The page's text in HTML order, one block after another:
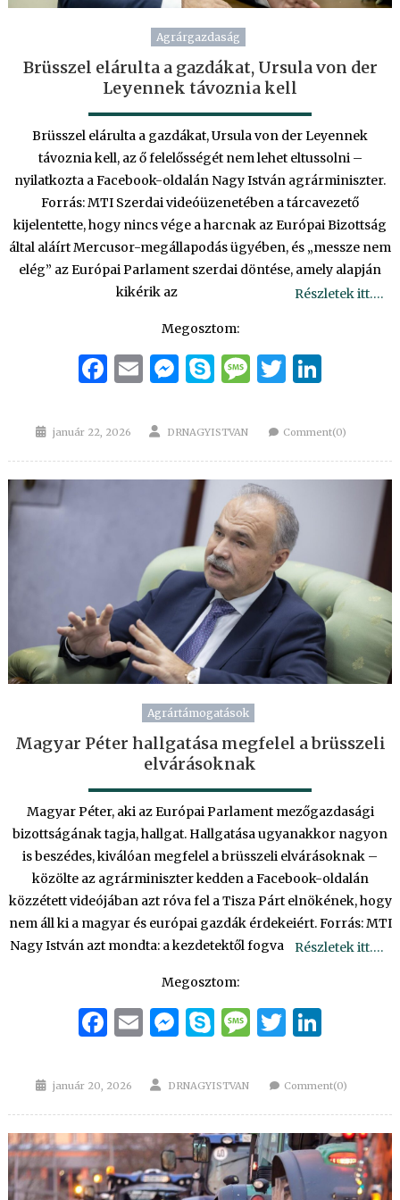
Agrárgazdaság
Brüsszel elárulta a gazdákat, Ursula von der
Leyennek távoznia kell
Brüsszel elárulta a gazdákat, Ursula von der Leyennek
távoznia kell, az ő felelősségét nem lehet eltussolni –
nyilatkozta a Facebook-oldalán Nagy István agrárminiszter.
Forrás: MTI Szerdai videóüzenetében a tárcavezető
kijelentette, hogy nincs vége a harcnak az Európai Bizottság
által aláírt Mercusor-megállapodás ügyében, és „messze nem
elég” az Európai Parlament szerdai döntése, amely alapján
kikérik az
Részletek itt….
Megosztom:
Facebook
EmailMessenger
Skype
Message
Twitter
Posted
január 22, 2026 Author
DRNAGYISTVAN Comment(0)
Agrártámogatások
Magyar Péter hallgatása megfelel a brüsszeli
elvárásoknak
Magyar Péter, aki az Európai Parlament mezőgazdasági
bizottságának tagja, hallgat. Hallgatása ugyanakkor nagyon
is beszédes, kiválóan megfelel a brüsszeli elvárásoknak –
közölte az agrárminiszter kedden a Facebook-oldalán
közzétett videójában azt róva fel a Tisza Párt elnökének, hogy
nem áll ki a magyar és európai gazdák érdekeiért. Forrás: MTI
Nagy István azt mondta: a kezdetektől fogva
Részletek itt….
Megosztom:
Facebook
EmailMessenger
Skype
Message
Twitter
Posted
január 20, 2026 Author
DRNAGYISTVAN Comment(0)